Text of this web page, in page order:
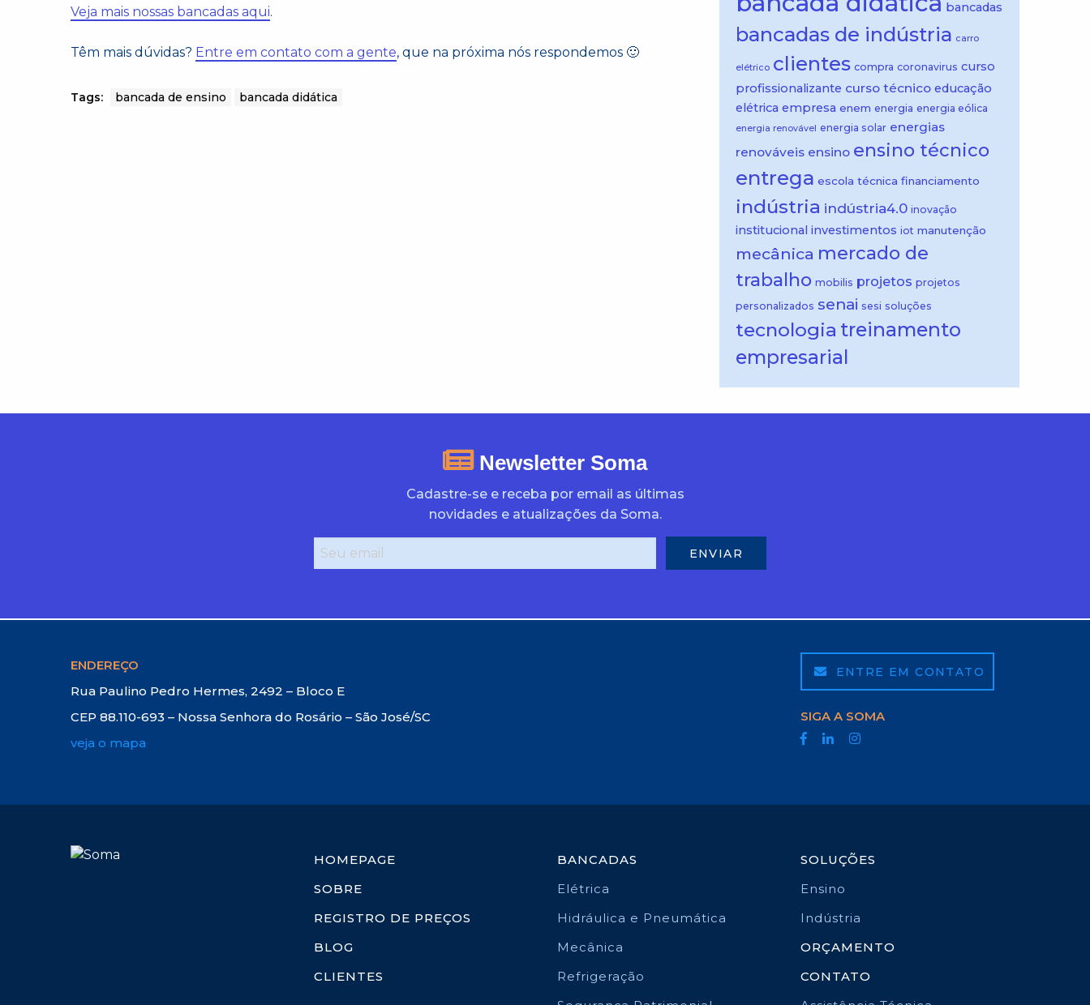
Veja mais nossas bancadas aqui.
Têm mais dúvidas? Entre em contato com a gente, que na próxima nós respondemos 🙂
Tags: bancada de ensino bancada didática
bancadas
bancadas de indústria carro
elétrico clientes compra coronavirus curso
profissionalizante curso técnico educação
elétrica empresa enem energia energia eólica
energia renovável energia solar energias
renováveis ensino ensino técnico
entrega escola técnica financiamento
indústria indústria4.0 inovação
institucional investimentos iot manutenção
mecânica mercado de
trabalho mobilis projetos projetos
personalizados senai sesi soluções
tecnologia treinamento
empresarial
Newsletter Soma
Cadastre-se e receba por email as últimas
novidades e atualizações da Soma.
ENDEREÇO
Rua Paulino Pedro Hermes, 2492 – Bloco E
CEP 88.110-693 – Nossa Senhora do Rosário – São José/SC
veja o mapa
ENTRE EM CONTATO
SIGA A SOMA
HOMEPAGE
SOBRE
REGISTRO DE PREÇOS
BLOG
CLIENTES
BANCADAS
Elétrica
Hidráulica e Pneumática
Mecânica
Refrigeração
SOLUÇÕES
Ensino
Indústria
ORÇAMENTO
CONTATO